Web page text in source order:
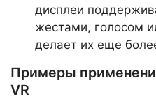
дисплеи
жестами, голосом
делает их еще
Примеры
VR